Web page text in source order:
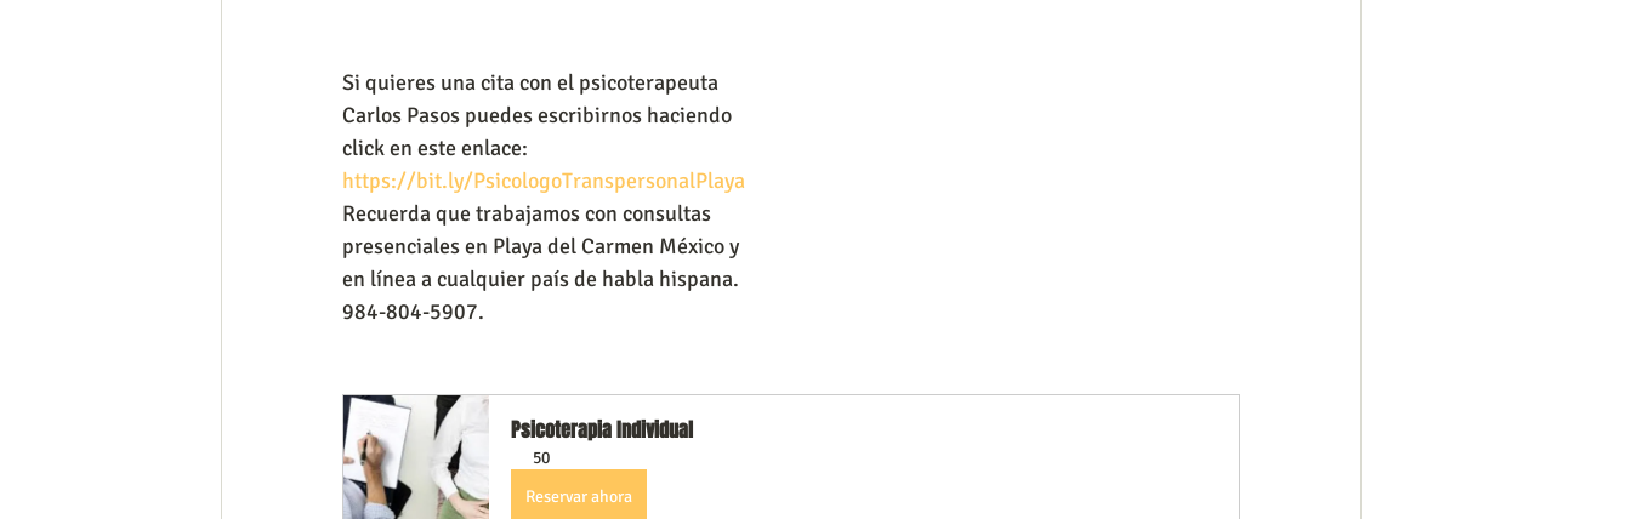
Si quieres una cita con el psicoterapeuta
Carlos Pasos puedes escribirnos haciendo
click en este enlace:
https://bit.ly/PsicologoTranspersonalPlaya
Recuerda que trabajamos con consultas
presenciales en Playa del Carmen México y
en línea a cualquier país de habla hispana.
984-804-5907.
Psicoterapia Individual
50
Reservar ahora